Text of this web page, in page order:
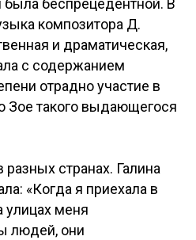
была беспрецедентной. В
композитора Д.
и драматическая,
с содержанием
отрадно участие в
Зое такого выдающегося
странах. Галина
«Когда я приехала в
улицах меня
людей, они